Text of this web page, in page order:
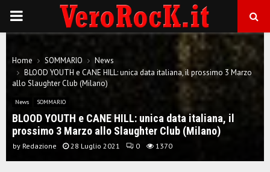
P
I
M
A
Home SOMMARIO
News
BLOOD YOUTH e CANE HILL: unica data italiana, il prossimo 3 Marzo
allo Slaughter Club (Milano)
News SOMMARIO
BLOOD YOUTH e CANE HILL: unica data italiana, il
prossimo 3 Marzo allo Slaughter Club (Milano)
by Redazione 28 Luglio 2021 0 1370